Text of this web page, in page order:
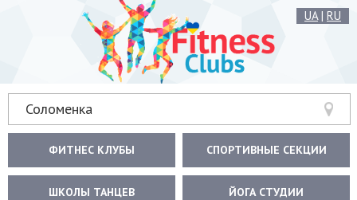
UA| RU
Соломенка
ФИТНЕС КЛУБЫ СПОРТИВНЫЕ СЕКЦИИ
ШКОЛЫ ТАНЦЕВ ЙОГА СТУДИИ